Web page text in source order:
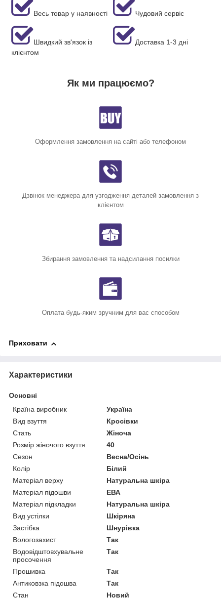
Весь товар у наявності Чудовий сервіс
Швидкий зв'язок із
клієнтом
Доставка 1-3 дні
Як ми працюємо?
Оформлення замовлення на сайті або телефоном
Дзвінок менеджера для узгодження деталей замовлення з
клієнтом
Збирання замовлення та надсилання посилки
Оплата будь-яким зручним для вас способом
Приховати
Характеристики
Основні
Країна виробник
Україна
Вид взуття
Кросівки
Стать
Жіноча
Розмір жіночого взуття
40
Сезон
Весна/Осінь
Колір
Білий
Матеріал верху
Натуральна шкіра
Матеріал підошви
ЕВА
Матеріал підкладки
Натуральна шкіра
Вид устілки
Шкіряна
Застібка
Шнурівка
Вологозахист
Так
Водовідштовхувальне
просочення
Так
Прошивка
Так
Антиковзка підошва
Так
Стан
Новий